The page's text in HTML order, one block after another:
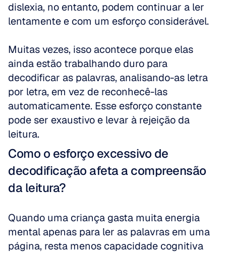
dislexia, no entanto, podem continuar a ler
lentamente e com um esforço considerável.
Muitas vezes, isso acontece porque elas
ainda estão trabalhando duro para
decodificar as palavras, analisando-as letra
por letra, em vez de reconhecê-las
automaticamente. Esse esforço constante
pode ser exaustivo e levar à rejeição da
leitura.
Como o esforço excessivo de
decodificação afeta a compreensão
da leitura?
Quando uma criança gasta muita energia
mental apenas para ler as palavras em uma
página, resta menos capacidade cognitiva